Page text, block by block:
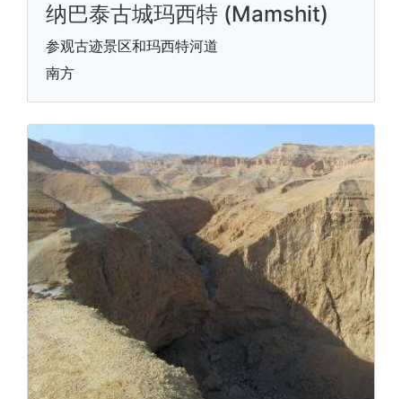
纳巴泰古城玛西特 (Mamshit)
参观古迹景区和玛西特河道
南方